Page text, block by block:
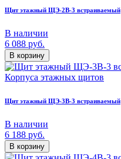
Щит этажный ЩЭ-2В-3 встраиваемый
В наличии
6 088 руб.
В корзину
Корпуса этажных щитов
Щит этажный ЩЭ-3В-3 встраиваемый
В наличии
6 188 руб.
В корзину